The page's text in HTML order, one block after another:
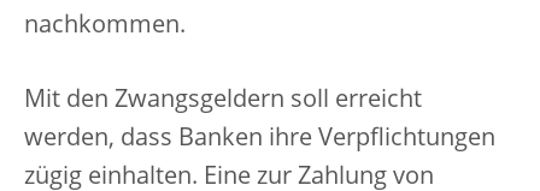
nachkommen.
Mit den Zwangsgeldern soll erreicht
werden, dass Banken ihre Verpflichtungen
zügig einhalten. Eine zur Zahlung von